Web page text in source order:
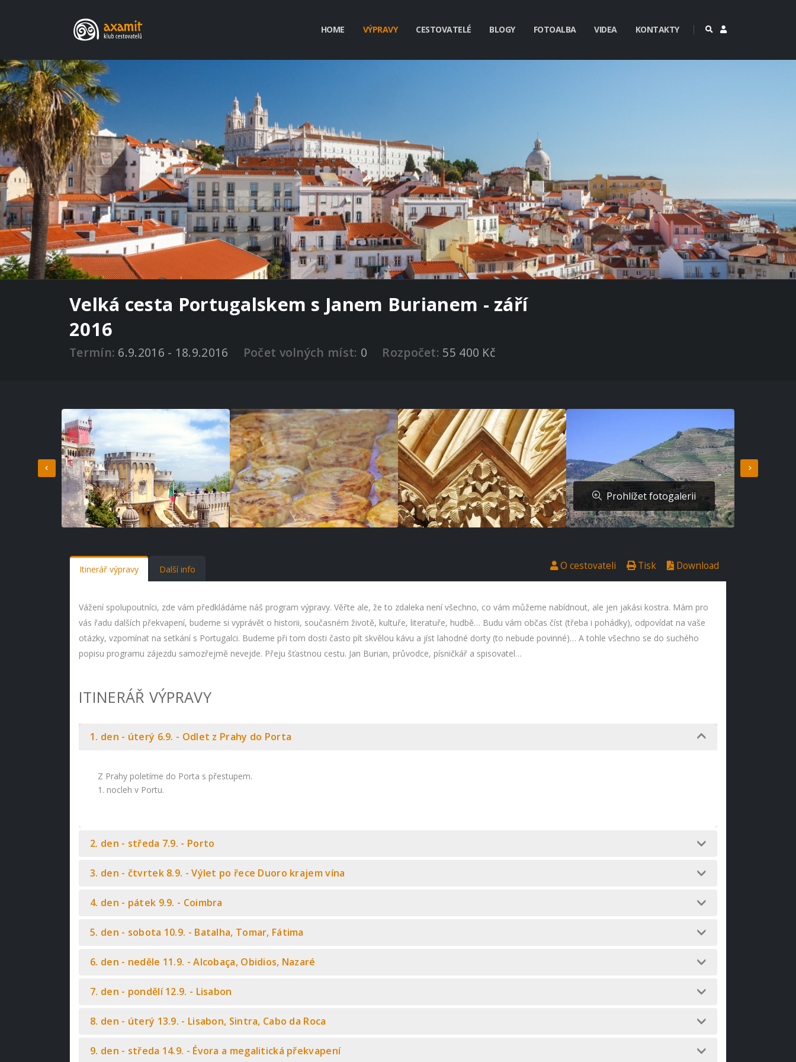
HOME VÝPRAVY CESTOVATELÉ BLOGY FOTOALBA VIDEA KONTAKTY
Velká cesta Portugalskem s Janem Burianem - září
2016
Termín: 6.9.2016 - 18.9.2016 Počet volných míst: 0 Rozpočet: 55 400 Kč
Prohlížet fotogalerii
Itinerář výpravy Další info O cestovateli Tisk Download
Vážení spolupoutníci, zde vám předkládáme náš program výpravy. Věřte ale, že to zdaleka není všechno, co vám můžeme nabídnout, ale jen jakási kostra. Mám pro
vás řadu dalších překvapení, budeme si vyprávět o historii, současném životě, kultuře, literatuře, hudbě… Budu vám občas číst (třeba i pohádky), odpovídat na vaše
otázky, vzpomínat na setkání s Portugalci. Budeme při tom dosti často pít skvělou kávu a jíst lahodné dorty (to nebude povinné)… A tohle všechno se do suchého
popisu programu zájezdu samozřejmě nevejde. Přeju šťastnou cestu. Jan Burian, průvodce, písničkář a spisovatel…
ITINERÁŘ VÝPRAVY
1. den - úterý 6.9. - Odlet z Prahy do Porta
Z Prahy poletíme do Porta s přestupem.
1. nocleh v Portu.
2. den - středa 7.9. - Porto
3. den - čtvrtek 8.9. - Výlet po řece Duoro krajem vína
4. den - pátek 9.9. - Coimbra
5. den - sobota 10.9. - Batalha, Tomar, Fátima
6. den - neděle 11.9. - Alcobaça, Obidios, Nazaré
7. den - pondělí 12.9. - Lisabon
8. den - úterý 13.9. - Lisabon, Sintra, Cabo da Roca
9. den - středa 14.9. - Évora a megalitická překvapení